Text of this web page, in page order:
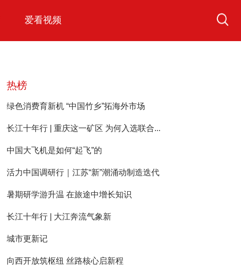
爱看视频
热榜
绿色消费育新机 “中国竹乡”拓海外市场
长江十年行 | 重庆这一矿区 为何入选联合...
中国大飞机是如何“起飞”的
活力中国调研行｜江苏“新”潮涌动制造迭代
暑期研学游升温 在旅途中增长知识
长江十年行 | 大江奔流气象新
城市更新记
向西开放筑枢纽 丝路核心启新程